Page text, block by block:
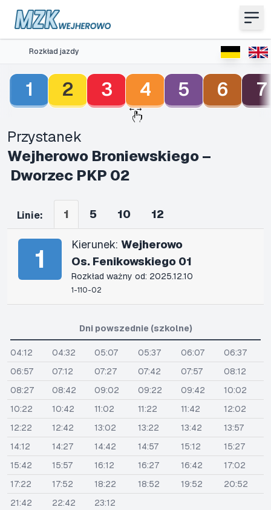
Rozkład jazdy
1 2 3 4 5 6 7
Przystanek
Wejherowo Broniewskiego –
Dworzec PKP 02
Linie: 1 5 10 12
1 Kierunek: Wejherowo
Os. Fenikowskiego 01
Rozkład ważny od: 2025.12.10
1-110-02
Dni powszednie (szkolne)
04:12 04:32 05:07 05:37 06:07
06:37
06:57
07:12 07:27 07:42 07:57
08:12
08:27
08:42 09:02 09:22 09:42
10:02
10:22
10:42 11:02 11:22 11:42
12:02
12:22
12:42 13:02 13:22 13:42
13:57
14:12
14:27 14:42 14:57 15:12
15:27
15:42
15:57 16:12 16:27 16:42
17:02
17:22
17:52 18:22 18:52 19:52
20:52
21:42
22:42
23:12